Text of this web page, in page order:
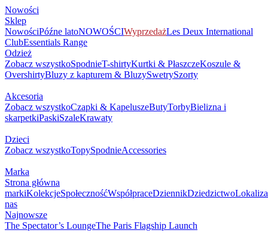
Nowości
Sklep
NowościPóźne latoNOWOŚCIWyprzedażLes Deux International
ClubEssentials Range
Odzież
Zobacz wszystkoSpodnieT-shirtyKurtki & PłaszczeKoszule &
OvershirtyBluzy z kapturem & BluzySwetrySzorty
Akcesoria
Zobacz wszystkoCzapki & KapeluszeButyTorbyBielizna i
skarpetkiPaskiSzaleKrawaty
Dzieci
Zobacz wszystkoTopySpodnieAccessories
Marka
Strona główna
markiKolekcjeSpołecznośćWspółpraceDziennikDziedzictwo
nas
Najnowsze
The Spectator’s LoungeThe Paris Flagship Launch